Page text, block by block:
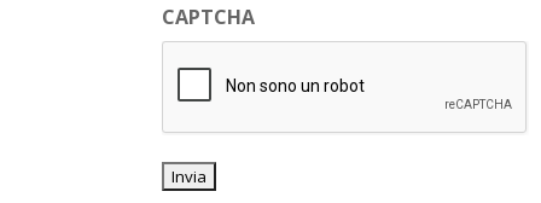
privacy
*
CAPTCHA